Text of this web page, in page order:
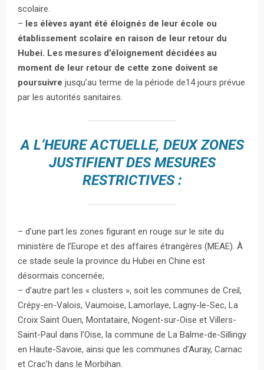
scolaire.
– les élèves ayant été éloignés de leur école ou
établissement scolaire en raison de leur retour du
Hubei. Les mesures d’éloignement décidées au
moment de leur retour de cette zone doivent se
poursuivre jusqu’au terme de la période de14 jours prévue
par les autorités sanitaires.
A L’HEURE ACTUELLE, DEUX ZONES
JUSTIFIENT DES MESURES
RESTRICTIVES :
– d’une part les zones figurant en rouge sur le site du
ministère de l’Europe et des affaires étrangères (MEAE). À
ce stade seule la province du Hubei en Chine est
désormais concernée;
– d’autre part les « clusters », soit les communes de Creil,
Crépy-en-Valois, Vaumoise, Lamorlaye, Lagny-le-Sec, La
Croix Saint Ouen, Montataire, Nogent-sur-Oise et Villers-
Saint-Paul dans l’Oise, la commune de La Balme-de-Sillingy
en Haute-Savoie, ainsi que les communes d’Auray, Carnac
et Crac’h dans le Morbihan.